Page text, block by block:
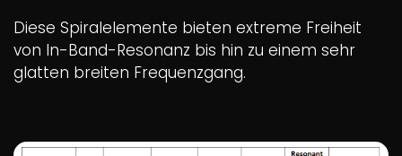
Diese Spiralelemente bieten extreme Freiheit
von In-Band-Resonanz bis hin zu einem sehr
glatten breiten Frequenzgang.